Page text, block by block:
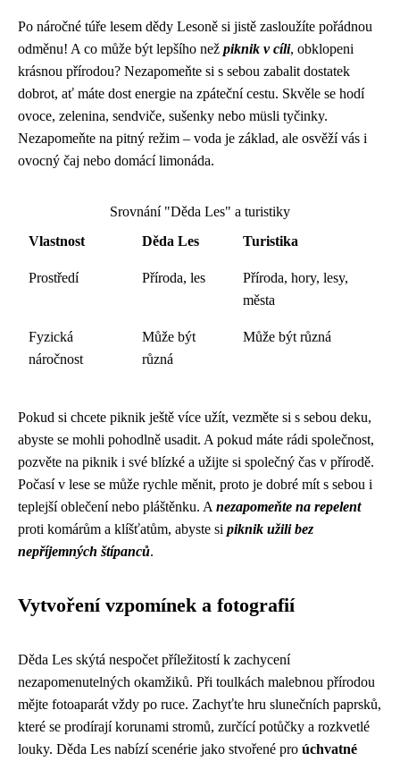
Po náročné túře lesem dědy Lesoně si jistě zasloužíte pořádnou
odměnu! A co může být lepšího než piknik v cíli, obklopeni
krásnou přírodou? Nezapomeňte si s sebou zabalit dostatek
dobrot, ať máte dost energie na zpáteční cestu. Skvěle se hodí
ovoce, zelenina, sendviče, sušenky nebo müsli tyčinky.
Nezapomeňte na pitný režim – voda je základ, ale osvěží vás i
ovocný čaj nebo domácí limonáda.
Srovnání "Děda Les" a turistiky
Vlastnost
Děda Les Turistika
Prostředí Příroda, les
Příroda, hory, lesy,
města
Fyzická
náročnost
Může být
různá
Může být různá
Pokud si chcete piknik ještě více užít, vezměte si s sebou deku,
abyste se mohli pohodlně usadit. A pokud máte rádi společnost,
pozvěte na piknik i své blízké a užijte si společný čas v přírodě.
Počasí v lese se může rychle měnit, proto je dobré mít s sebou i
teplejší oblečení nebo pláštěnku. A nezapomeňte na repelent
proti komárům a klíšťatům, abyste si piknik užili bez
nepříjemných štípanců.
Vytvoření vzpomínek a fotografií
Děda Les skýtá nespočet příležitostí k zachycení
nezapomenutelných okamžiků. Při toulkách malebnou přírodou
mějte fotoaparát vždy po ruce. Zachyťte hru slunečních paprsků,
které se prodírají korunami stromů, zurčící potůčky a rozkvetlé
louky. Děda Les nabízí scenérie jako stvořené pro úchvatné